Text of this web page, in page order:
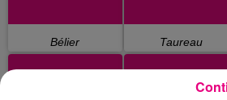
Bélier Taureau